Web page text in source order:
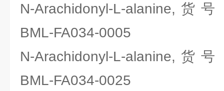
N-Arachidonyl-L-alanine,货
BML-FA034-0005
N-Arachidonyl-L-alanine,货
BML-FA034-0025